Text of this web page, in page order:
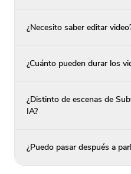
¿Necesito saber editar
¿Cuánto pueden durar los
¿Distinto de escenas de
IA?
¿Puedo pasar después a